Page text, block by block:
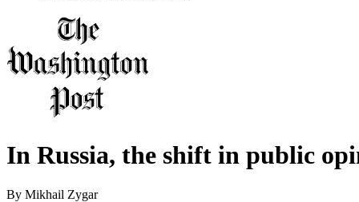
In Russia, the shift in public
By Mikhail Zygar